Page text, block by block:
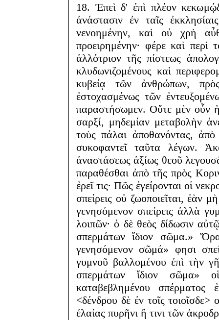
18. Ἐπεὶ δ' ἐπὶ πλέον
ἀνάστασιν ἐν ταῖς
νενοημένην, καὶ οὐ χρὴ
προειρημένην· φέρε καὶ
ἀλλότριον τῆς πίστεως
κλυδωνιζομένους καὶ
κυβείᾳ τῶν ἀνθρώπων,
ἐστοχασμένως τῶν
παραστήσωμεν. Οὔτε μὲν οὖν
σαρξί, μηδεμίαν μεταβολὴν
τοὺς πάλαι ἀποθανόντας,
συκοφαντεῖ ταῦτα λέγων.
ἀναστάσεως ἀξίως θεοῦ
παραθέσθαι ἀπὸ τῆς πρὸς
ἐρεῖ τις· Πῶς ἐγείρονται οἱ
σπείρεις οὐ ζωοποιεῖται, ἐὰν
γενησόμενον σπείρεις ἀλλὰ
λοιπῶν· ὁ δὲ θεὸς δίδωσιν
σπερμάτων ἴδιον σῶμα.»
γενησόμενον σῶμά» φησι
γυμνοῦ βαλλομένου ἐπὶ τὴν
σπερμάτων ἴδιον σῶμα»
καταβεβλημένου σπέρματος
<δένδρου δὲ ἐν τοῖς τοιοῖσδε>
ἐλαίας πυρῆνι ἤ τινι τῶν